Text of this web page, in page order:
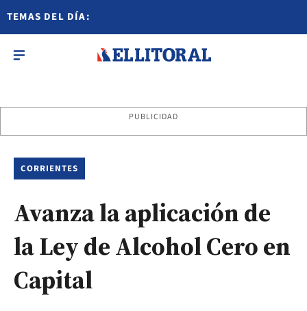
TEMAS DEL DÍA:
PUBLICIDAD
CORRIENTES
Avanza la aplicación de
la Ley de Alcohol Cero en
Capital